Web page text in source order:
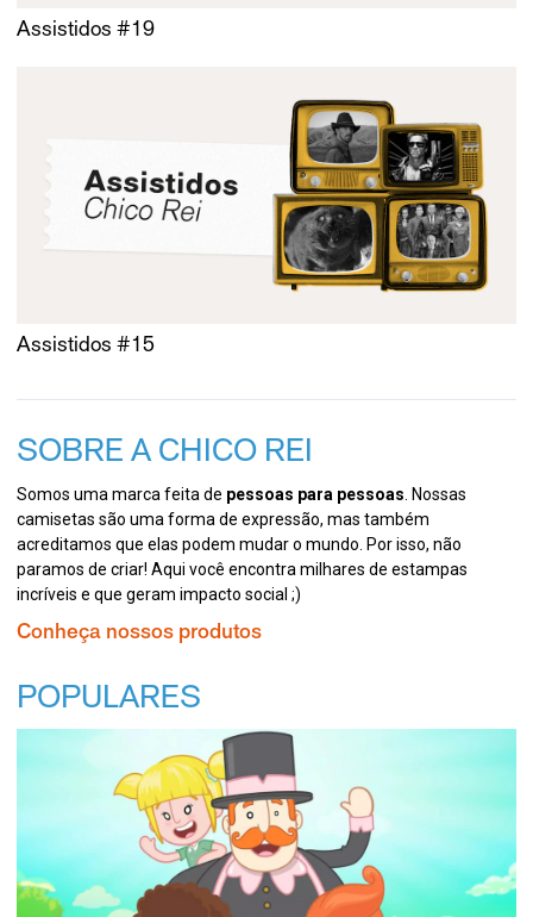
Assistidos #19
Assistidos #15
SOBRE A CHICO REI
Somos uma marca feita de pessoas para pessoas. Nossas
camisetas são uma forma de expressão, mas também
acreditamos que elas podem mudar o mundo. Por isso, não
paramos de criar! Aqui você encontra milhares de estampas
incríveis e que geram impacto social ;)
Conheça nossos produtos
POPULARES